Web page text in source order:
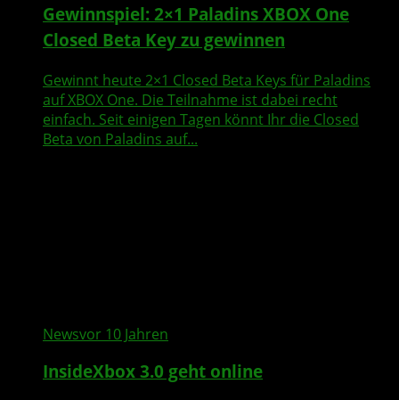
Gewinnspiel: 2×1 Paladins XBOX One
Closed Beta Key zu gewinnen
Gewinnt heute 2×1 Closed Beta Keys für Paladins
auf XBOX One. Die Teilnahme ist dabei recht
einfach. Seit einigen Tagen könnt Ihr die Closed
Beta von Paladins auf...
Newsvor 10 Jahren
InsideXbox 3.0 geht online